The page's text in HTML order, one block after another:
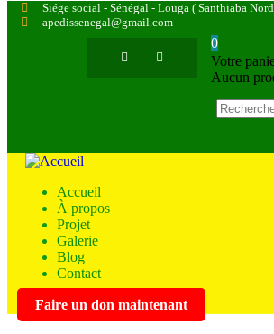
Siége social - Sénégal - Louga ( Santhiaba
apedissenegal@gmail.com
0
Votre
Aucun
Accueil
À propos
Projet
Galerie
Blog
Contact
Faire un don maintenant